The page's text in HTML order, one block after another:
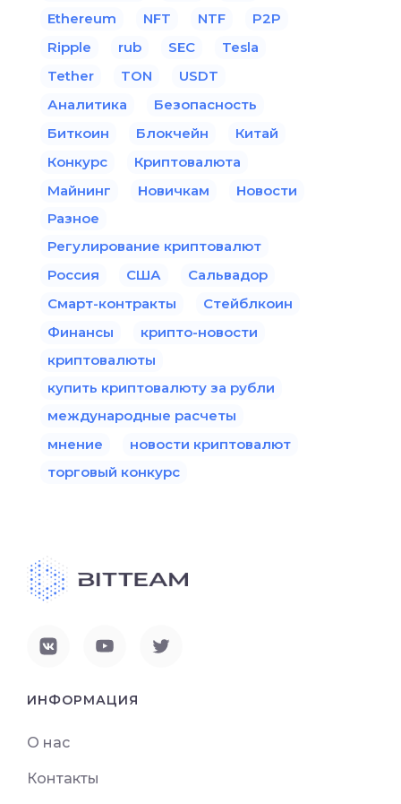
Ethereum
NFT NTF
P2P
Ripple
rub SEC
Tesla
Tether
TON
USDT
Аналитика
Безопасность
Биткоин
Блокчейн
Китай
Конкурс
Криптовалюта
Майнинг
Новичкам
Новости
Разное
Регулирование криптовалют
Россия
США
Сальвадор
Смарт-контракты
Стейблкоин
Финансы
крипто-новости
криптовалюты
купить криптовалюту за рубли
международные расчеты
мнение
новости криптовалют
торговый конкурс
ИНФОРМАЦИЯ
О нас
Контакты